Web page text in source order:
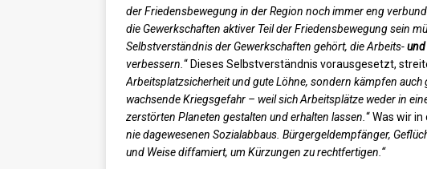
der Friedensbewegung in der Region noch immer eng
die Gewerkschaften aktiver Teil der Friedensbewegung sein
Selbstverständnis der Gewerkschaften gehört, die Arbeits-und
verbessern. “ Dieses Selbstverständnis vorausgesetzt,
Arbeitsplatzsicherheit und gute Löhne, sondern kämpfen
wachsende Kriegsgefahr – weil sich Arbeitsplätze weder in
zerstörten Planeten gestalten und erhalten lassen. “ Was wir
nie dagewesenen Sozialabbaus. Bürgergeldempfänger,
und Weise diffamiert, um Kürzungen zu rechtfertigen.“